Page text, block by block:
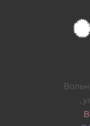
,